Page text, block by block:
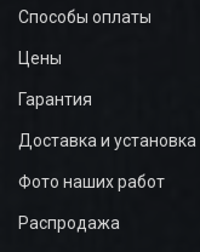
Способы оплаты
Цены
Гарантия
Доставка и установка
Фото наших работ
Распродажа